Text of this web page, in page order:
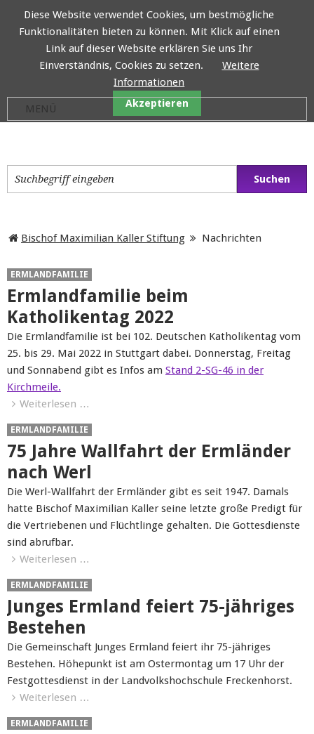
Bischof Maximilian Kaller Stiftung Nachrichten
ERMLANDFAMILIE
Ermlandfamilie beim
Katholikentag 2022
Die Ermlandfamilie ist bei 102. Deutschen Katholikentag vom
25. bis 29. Mai 2022 in Stuttgart dabei. Donnerstag, Freitag
und Sonnabend gibt es Infos am Stand 2-SG-46 in der
Kirchmeile.
Weiterlesen …
ERMLANDFAMILIE
75 Jahre Wallfahrt der Ermländer
nach Werl
Die Werl-Wallfahrt der Ermländer gibt es seit 1947. Damals
hatte Bischof Maximilian Kaller seine letzte große Predigt für
die Vertriebenen und Flüchtlinge gehalten. Die Gottesdienste
sind abrufbar.
Weiterlesen …
ERMLANDFAMILIE
Junges Ermland feiert 75-jähriges
Bestehen
Die Gemeinschaft Junges Ermland feiert ihr 75-jähriges
Bestehen. Höhepunkt ist am Ostermontag um 17 Uhr der
Festgottesdienst in der Landvolkshochschule Freckenhorst.
Weiterlesen …
ERMLANDFAMILIE
Diese Website verwendet Cookies, um bestmögliche
Funktionalitäten bieten zu können. Mit Klick auf einen
Link auf dieser Website erklären Sie uns Ihr
Einverständnis, Cookies zu setzen.
Weitere
Informationen
Akzeptieren